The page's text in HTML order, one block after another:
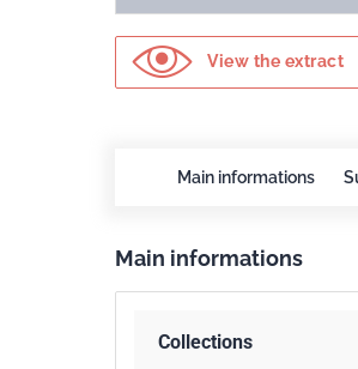
View the extract
Main informations
Main informations
Collections